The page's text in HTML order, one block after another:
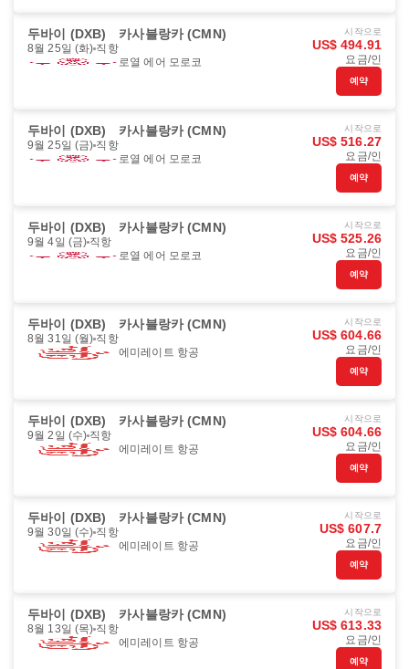
두바이 (DXB) 카사블랑카 (CMN)
8월 25일 (화) 직항
로열 에어 모로코
시작으로
US$ 494.91
요금/인
예약
두바이 (DXB) 카사블랑카 (CMN)
9월 25일 (금) 직항
로열 에어 모로코
시작으로
US$ 516.27
요금/인
예약
두바이 (DXB) 카사블랑카 (CMN)
9월 4일 (금) 직항
로열 에어 모로코
시작으로
US$ 525.26
요금/인
예약
두바이 (DXB) 카사블랑카 (CMN)
8월 31일 (월) 직항
에미레이트 항공
시작으로
US$ 604.66
요금/인
예약
두바이 (DXB) 카사블랑카 (CMN)
9월 2일 (수) 직항
에미레이트 항공
시작으로
US$ 604.66
요금/인
예약
두바이 (DXB) 카사블랑카 (CMN)
9월 30일 (수) 직항
에미레이트 항공
시작으로
US$ 607.7
요금/인
예약
두바이 (DXB) 카사블랑카 (CMN)
8월 13일 (목) 직항
에미레이트 항공
시작으로
US$ 613.33
요금/인
예약